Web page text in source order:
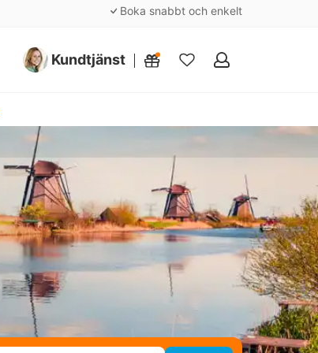
Boka snabbt och enkelt
Kundtjänst
Mina